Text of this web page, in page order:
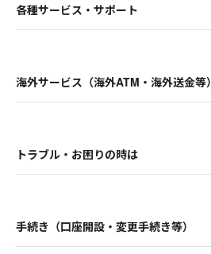
各種サービス・サポート
海外サービス（海外ATM・海外送金等）
トラブル・お困りの時は
手続き（口座開設・変更手続き等）